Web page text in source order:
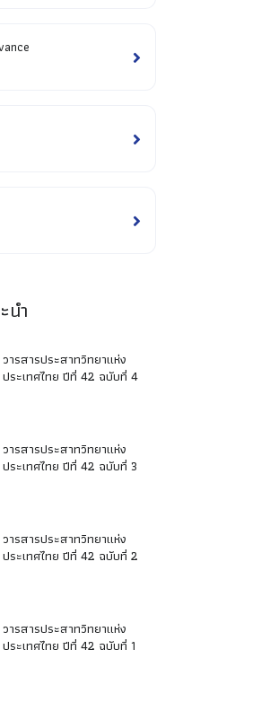
นำ
วารสารประสาทวิทยาแห่ง
ประเทศไทย ปีที่ 42 ฉบับที่ 4
วารสารประสาทวิทยาแห่ง
ประเทศไทย ปีที่ 42 ฉบับที่ 3
วารสารประสาทวิทยาแห่ง
ประเทศไทย ปีที่ 42 ฉบับที่ 2
วารสารประสาทวิทยาแห่ง
ประเทศไทย ปีที่ 42 ฉบับที่ 1